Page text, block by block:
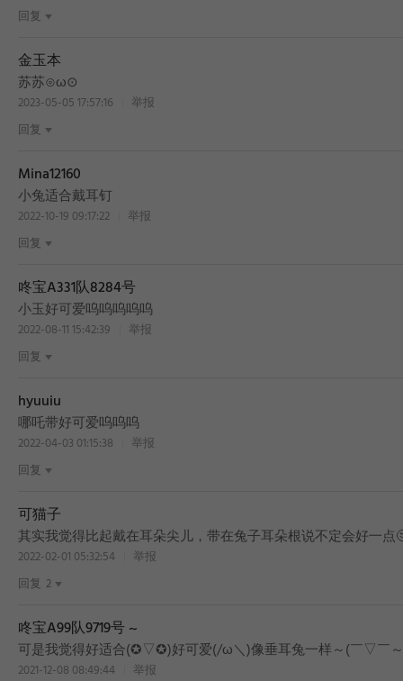
回复
金玉本
苏苏⊙ω⊙
2023-05-05 17:57:16
举报
回复
Mina12160
小兔适合戴耳钉
2022-10-19 09:17:22
举报
回复
咚宝A331队8284号
小玉好可爱呜呜呜呜呜
2022-08-11 15:42:39
举报
回复
hyuuiu
哪吒带好可爱呜呜呜
2022-04-03 01:15:38
举报
回复
可猫子
其实我觉得比起戴在耳朵尖儿，带在兔子耳朵根说不定会好一点
2022-02-01 05:32:54
举报
回复 2
咚宝A99队9719号 ~
可是我觉得好适合(✪▽✪)好可爱(/ω＼)像垂耳兔一样～(￣▽￣
2021-12-08 08:49:44
举报